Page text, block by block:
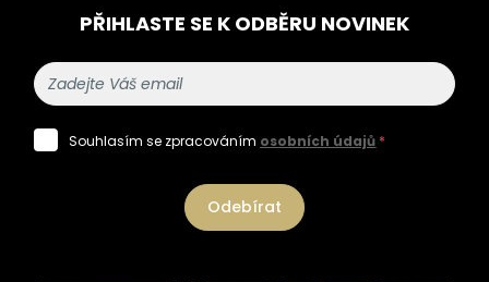
PŘIHLASTE SE K ODBĚRU NOVINEK
Souhlasím se zpracováním osobních údajů *
Odebírat